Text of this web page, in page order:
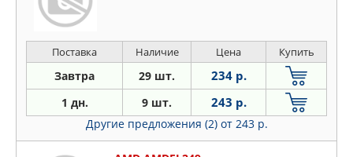
Поставка Наличие Цена Купить
Завтра 29 шт. 234 р.
1 дн. 9 шт. 243 р.
Другие предложения (2) от 243 р.